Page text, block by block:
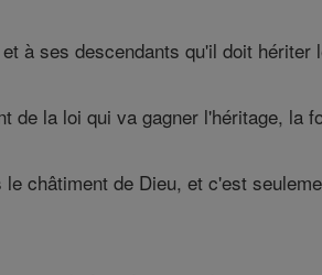
à ses descendants qu'il doit
de la loi qui va gagner l'héritage, la
châtiment de Dieu, et c'est